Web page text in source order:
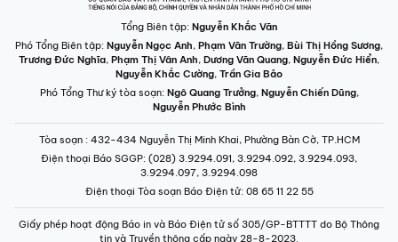
Tổng Biên tập: Nguyễn Khắc Văn
Phó Tổng Biên tập: Nguyễn Ngọc Anh, Phạm Văn Trường, Bùi Thị Hồng Sương,
Trương Đức Nghĩa, Phạm Thị Vân Anh, Dương Văn Quang, Nguyễn Đức Hiển,
Nguyễn Khắc Cường, Trần Gia Bảo
Phó Tổng Thư ký tòa soạn: Ngô Quang Trưởng, Nguyễn Chiến Dũng,
Nguyễn Phước Bình
Tòa soạn : 432-434 Nguyễn Thị Minh Khai, Phường Bàn Cờ, TP.HCM
Điện thoại Báo SGGP: (028) 3.9294.091, 3.9294.092, 3.9294.093,
3.9294.097, 3.9294.098
Điện thoại Tòa soạn Báo Điện tử: 08 65 11 22 55
Giấy phép hoạt động Báo in và Báo Điện tử số 305/GP-BTTTT do Bộ Thông
tin và Truyền thông cấp ngày 28-8-2023.